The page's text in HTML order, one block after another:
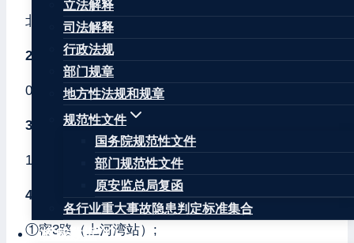
立法解释
司法解释
行政法规
部门规章
地方性法规和规章
规范性文件
国务院规范性文件
部门规范性文件
原安监总局复函
各行业重大事故隐患判定标准集合
权威数据
北京市密云区上河湾小区北侧
2、北京市密云区看守所电话多少？
010-69063809
3、北京市密云区看守所邮编多少？
101500
4、去北京市密云区看守所如何乘车？
①密3路（上河湾站）;